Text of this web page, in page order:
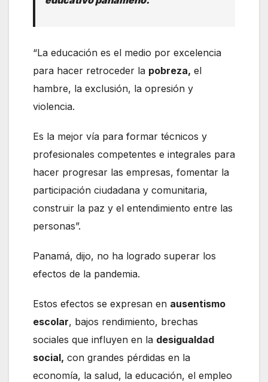
“La educación es el medio por excelencia
para hacer retroceder la pobreza, el
hambre, la exclusión, la opresión y
violencia.
Es la mejor vía para formar técnicos y
profesionales competentes e integrales para
hacer progresar las empresas, fomentar la
participación ciudadana y comunitaria,
construir la paz y el entendimiento entre las
personas”.
Panamá, dijo, no ha logrado superar los
efectos de la pandemia.
Estos efectos se expresan en ausentismo
escolar, bajos rendimiento, brechas
sociales que influyen en la desigualdad
social, con grandes pérdidas en la
economía, la salud, la educación, el empleo